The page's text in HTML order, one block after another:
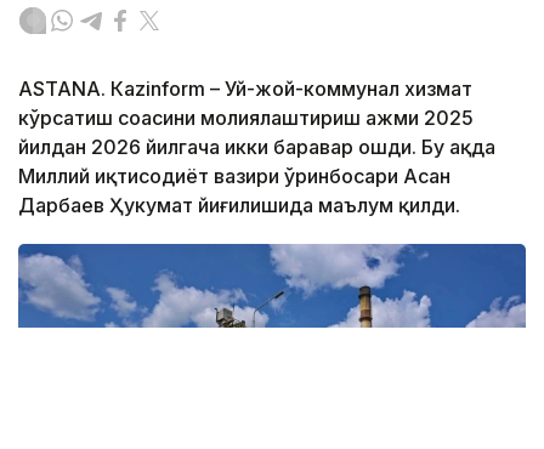
ASTANА. Кazinform – Уй-жой-коммунал хизмат
кўрсатиш соҳасини молиялаштириш ҳажми 2025
йилдан 2026 йилгача икки баравар ошди. Бу ҳақда
Миллий иқтисодиёт вазири ўринбосари Асан
Дарбаев Ҳукумат йиғилишида маълум қилди.